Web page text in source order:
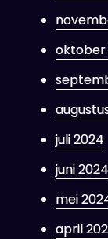
oktober
juli 2024
juni 2024
mei
april